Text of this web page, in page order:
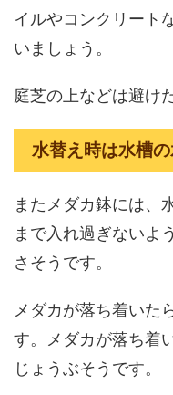
イルやコンクリート
いましょう。
庭芝の上などは避け
水替え時は水槽
またメダカ鉢には、
まで入れ過ぎないよ
さそうです。
メダカが落ち着いた
す。メダカが落ち着
じょうぶそうです。